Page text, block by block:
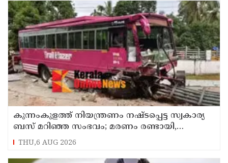
കുന്നംകുളത്ത് നിയന്ത്രണം നഷ്ടപ്പെട്ട സ്വകാര്യ
ബസ് മറിഞ്ഞ സംഭവം; മരണം രണ്ടായി,
എട്ടുപേർക്ക് പരിക്ക്
THU,6 AUG 2026